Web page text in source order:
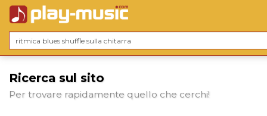
Ricerca sul sito
Per trovare rapidamente quello che cerchi!